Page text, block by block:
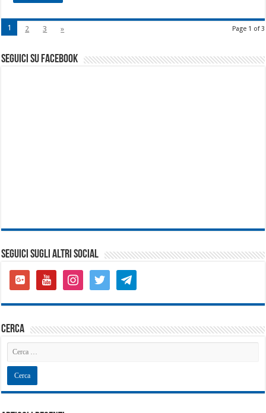
Page 1 of 3
1 2 3 »
seguici su facebook
SEGUICI SUGLI ALTRI SOCIAL
google-
plus-
youtube instagramtwitter telegram
cerca